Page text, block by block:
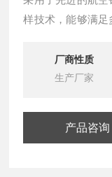
样技术，能够满
厂商性质
生产厂家
产品咨询